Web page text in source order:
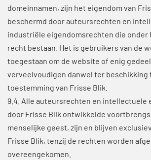
domeinnamen, zijn het eigendom van
beschermd door auteursrechten en
industriële eigendomsrechten die onder
recht bestaan. Het is gebruikers van de
toegestaan om de website of enig
verveelvoudigen danwel ter beschikking
toestemming van Frisse Blik.
9.4. Alle auteursrechten en intellectuele
door Frisse Blik ontwikkelde
menselijke geest, zijn en blijven
Frisse Blik, tenzij de rechten worden
overeengekomen.